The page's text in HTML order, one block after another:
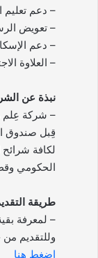
– دعم تعليم
– تعويض
– دعم
– العلاوة
نبذة عن
– شركة عِلم
قِبل صندوق
لكافة
الحكومي
طريقة
– لمعرفة
وللتقديم من
اضغط هنا